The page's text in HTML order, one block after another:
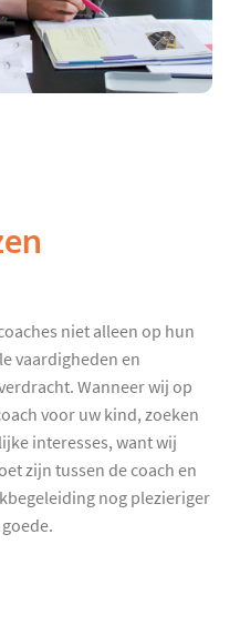
niet alleen op hun
vaardigheden en
Wanneer wij op
voor uw kind, zoeken
interesses, want wij
zijn tussen de coach en
nog plezieriger